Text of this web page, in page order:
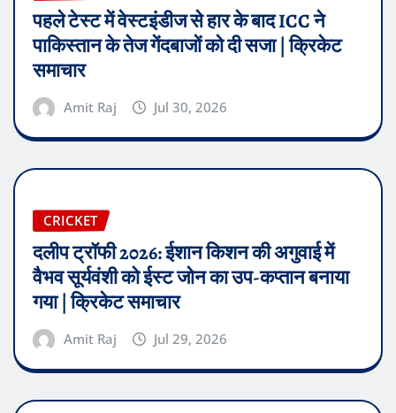
पहले टेस्ट में वेस्टइंडीज से हार के बाद ICC ने
पाकिस्तान के तेज गेंदबाजों को दी सजा | क्रिकेट
समाचार
Amit Raj Jul 30, 2026
CRICKET
दलीप ट्रॉफी 2026: ईशान किशन की अगुवाई में
वैभव सूर्यवंशी को ईस्ट जोन का उप-कप्तान बनाया
गया | क्रिकेट समाचार
Amit Raj Jul 29, 2026